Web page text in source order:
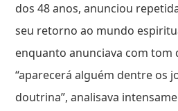
dos 48 anos, anunciou
seu retorno ao mundo
enquanto anunciava com tom
“aparecerá alguém dentre os
doutrina”, analisava